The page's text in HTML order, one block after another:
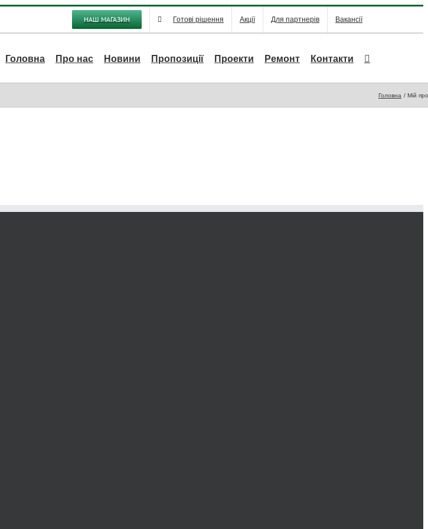
НАШ МАГАЗИН Готові рішення Акції Для партнерів Вакансії
Головна Про нас Новини Пропозиції Проекти Ремонт Контакти
Головна Мій